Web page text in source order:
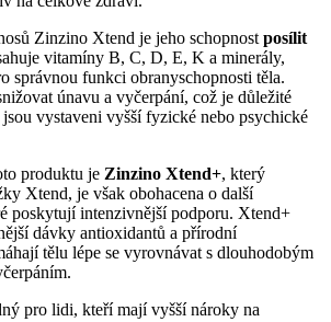
Zinzino Xtend je jeho schopnost posílit
vitamíny B, C, D, E, K a minerály,
správnou funkci obranyschopnosti těla.
únavu a vyčerpání, což je důležité
vystaveni vyšší fyzické nebo psychické
produktu je Zinzino Xtend+, který
Xtend, je však obohacena o další
poskytují intenzivnější podporu. Xtend+
dávky antioxidantů a přírodní
tělu lépe se vyrovnávat s dlouhodobým
pro lidi, kteří mají vyšší nároky na